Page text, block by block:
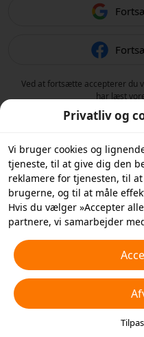
Ved at fortsætte accepterer du
har læst
Privatliv og
Vi bruger cookies og
tjeneste, til at give dig den
reklamere for tjenesten, til
brugerne, og til at måle
Hvis du vælger »Accepter
partnere, vi samarbejder
»Afvise alle« ikke-
cookies du vil acceptere
»Tilpas cookies« nedenfor
privatlivsindstillinger. For
cookies og lignende